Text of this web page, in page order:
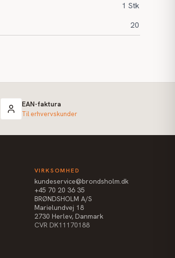
1 Stk
20
EAN-faktura
Til erhvervskunder
VIRKSOMHED
kundeservice@brondsholm.dk
+45 70 20 36 35
BRØNDSHOLM A/S
Marielundvej 18
2730 Herlev, Danmark
CVR DK11170188